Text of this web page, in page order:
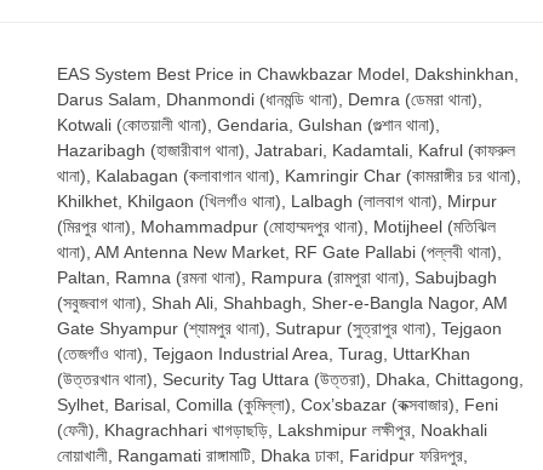
EAS System Best Price in Chawkbazar Model, Dakshinkhan,
Darus Salam, Dhanmondi (ধানমন্ডি থানা), Demra (ডেমরা থানা),
Kotwali (কোতয়ালী থানা), Gendaria, Gulshan (গুল্শান থানা),
Hazaribagh (হাজারীবাগ থানা), Jatrabari, Kadamtali, Kafrul (কাফরুল
থানা), Kalabagan (কলাবাগান থানা), Kamringir Char (কামরাঙ্গীর চর থানা),
Khilkhet, Khilgaon (খিলগাঁও থানা), Lalbagh (লালবাগ থানা), Mirpur
(মিরপুর থানা), Mohammadpur (মোহাম্মদপুর থানা), Motijheel (মতিঝিল
থানা), AM Antenna New Market, RF Gate Pallabi (পল্লবী থানা),
Paltan, Ramna (রমনা থানা), Rampura (রামপুরা থানা), Sabujbagh
(সবুজবাগ থানা), Shah Ali, Shahbagh, Sher-e-Bangla Nagor, AM
Gate Shyampur (শ্যামপুর থানা), Sutrapur (সুত্রাপুর থানা), Tejgaon
(তেজগাঁও থানা), Tejgaon Industrial Area, Turag, UttarKhan
(উত্তরখান থানা), Security Tag Uttara (উত্তরা), Dhaka, Chittagong,
Sylhet, Barisal, Comilla (কুমিল্লা), Cox’sbazar (কক্সবাজার), Feni
(ফেনী), Khagrachhari খাগড়াছড়ি, Lakshmipur লক্ষীপুর, Noakhali
নোয়াখালী, Rangamati রাঙ্গামাটি, Dhaka ঢাকা, Faridpur ফরিদপুর,